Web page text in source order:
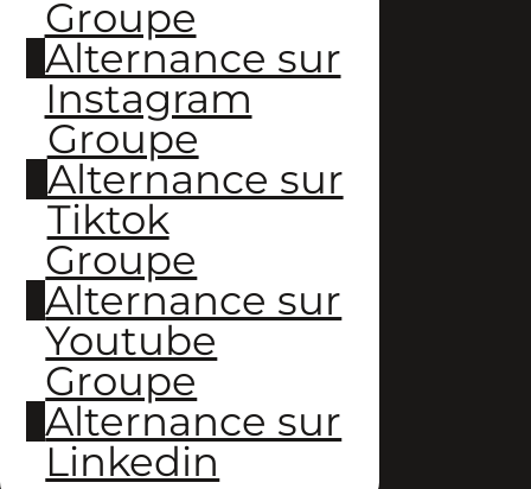
Groupe
Alternance sur
Instagram
Groupe
Alternance sur
Tiktok
Groupe
Alternance sur
Youtube
Groupe
Alternance sur
Linkedin